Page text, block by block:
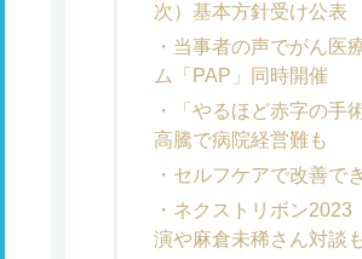
次）基本方針受け公表
当事者の声でがん医
ム「PAP」同時開催
「やるほど赤字の
高騰で病院経営難も
セルフケアで改善で
ネクストリボン
演や麻倉未稀さん対談